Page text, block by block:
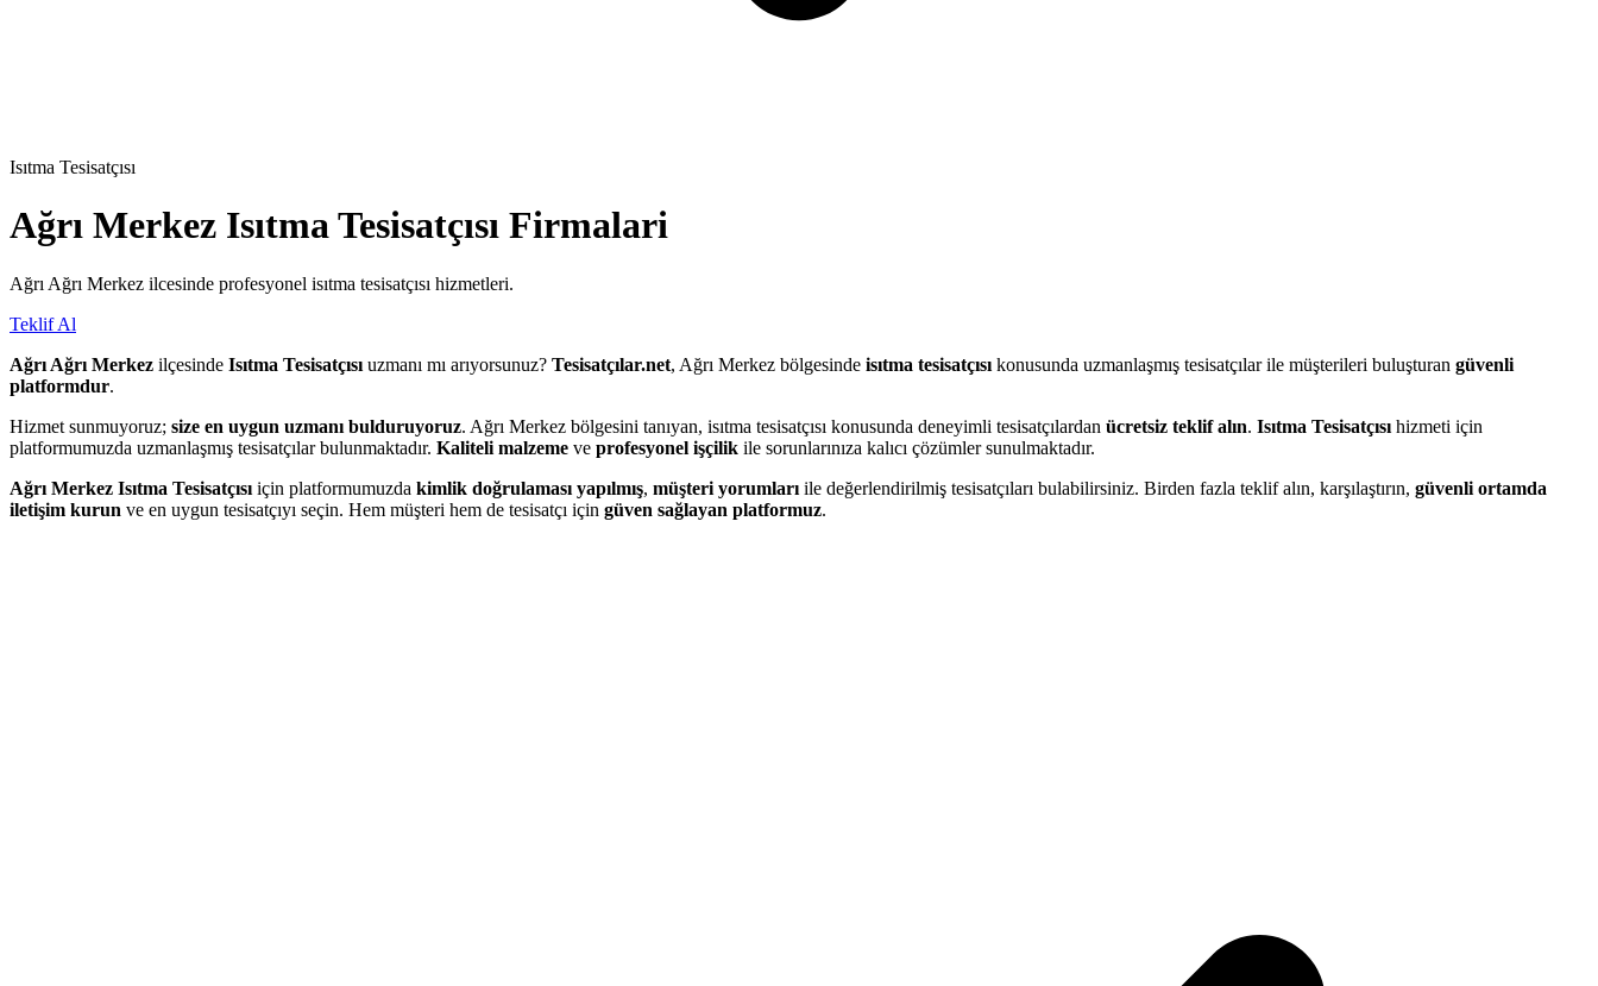
Isıtma Tesisatçısı
Ağrı Merkez Isıtma Tesisatçısı Firmalari
Ağrı Ağrı Merkez ilcesinde profesyonel isıtma tesisatçısı hizmetleri.
Teklif Al
Ağrı Ağrı Merkez ilçesinde Isıtma Tesisatçısı uzmanı mı arıyorsunuz? Tesisatçılar.net, Ağrı Merkez bölgesinde isıtma tesisatçısı konusunda uzmanlaşmış tesisatçılar ile müşterileri buluşturan güvenli
platformdur.
Hizmet sunmuyoruz; size en uygun uzmanı bulduruyoruz. Ağrı Merkez bölgesini tanıyan, isıtma tesisatçısı konusunda deneyimli tesisatçılardan ücretsiz teklif alın. Isıtma Tesisatçısı hizmeti için
platformumuzda uzmanlaşmış tesisatçılar bulunmaktadır. Kaliteli malzeme ve profesyonel işçilik ile sorunlarınıza kalıcı çözümler sunulmaktadır.
Ağrı Merkez Isıtma Tesisatçısı için platformumuzda kimlik doğrulaması yapılmış, müşteri yorumları ile değerlendirilmiş tesisatçıları bulabilirsiniz. Birden fazla teklif alın, karşılaştırın, güvenli ortamda
iletişim kurun ve en uygun tesisatçıyı seçin. Hem müşteri hem de tesisatçı için güven sağlayan platformuz.